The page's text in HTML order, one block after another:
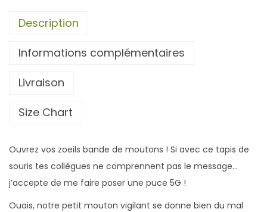
a
i
d
s
u
r
i
s
Description
Informations complémentaires
Livraison
Size Chart
Ouvrez vos zoeils bande de moutons ! Si avec ce tapis de
souris tes collègues ne comprennent pas le message…
j’accepte de me faire poser une puce 5G !
Ouais, notre petit mouton vigilant se donne bien du mal